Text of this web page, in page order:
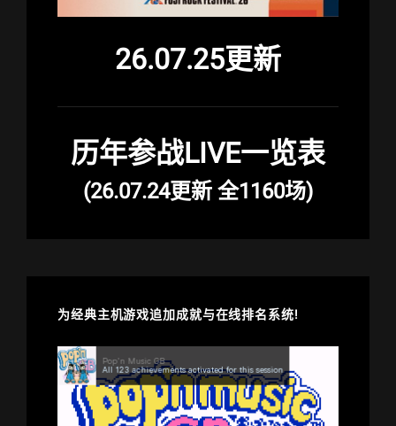
26.07.25更新
历年参战LIVE一览表
(26.07.24更新 全1160场)
为经典主机游戏追加成就与在线排名系统!